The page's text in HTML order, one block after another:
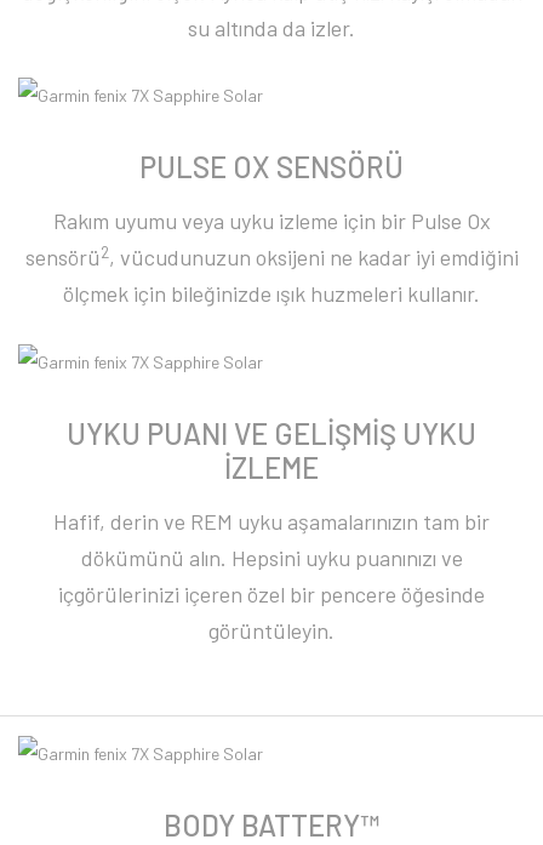
su altında da izler.
PULSE OX SENSÖRÜ
Rakım uyumu veya uyku izleme için bir Pulse Ox
sensörü2, vücudunuzun oksijeni ne kadar iyi emdiğini
ölçmek için bileğinizde ışık huzmeleri kullanır.
UYKU PUANI VE GELİŞMİŞ UYKU
İZLEME
Hafif, derin ve REM uyku aşamalarınızın tam bir
dökümünü alın. Hepsini uyku puanınızı ve
içgörülerinizi içeren özel bir pencere öğesinde
görüntüleyin.
BODY BATTERY™